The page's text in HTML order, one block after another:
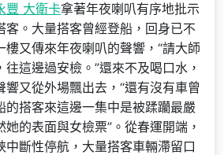
豐 大衛卡拿著年夜喇叭有序地批示
客。大量搭客曾經登船，回身已不
樓又傳來年夜喇叭的聲響，“請大師
這邊過安檢。”還來不及喝口水，
又從外場飄出去，“還有沒有車曾
的搭客來這邊一集中是被蹂躪最嚴
的表面與女檢票”。從春運開端，
中斷性停航，大量搭客車輛滯留口